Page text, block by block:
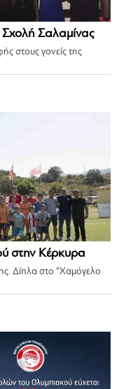
Σχολή Σαλαμίνας
στους γονείς της
στην Κέρκυρα
Δίπλα στο “Χαμόγελο